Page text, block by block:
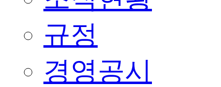
규정
경영공시